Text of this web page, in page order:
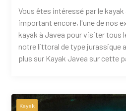
Vous êtes intéressé par le kayak
important encore, l'une de nos
kayak à Javea pour visiter tous
notre littoral de type jurassique
plus sur Kayak Javea sur cette
Kayak